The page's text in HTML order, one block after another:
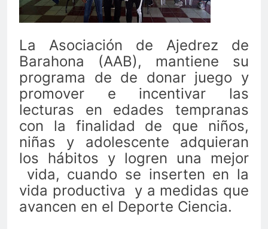
La Asociación de Ajedrez de
Barahona (AAB), mantiene su
programa de de donar juego y
promover e incentivar las
lecturas en edades tempranas
con la finalidad de que niños,
niñas y adolescente adquieran
los hábitos y logren una mejor
vida, cuando se inserten en la
vida productiva y a medidas que
avancen en el Deporte Ciencia.